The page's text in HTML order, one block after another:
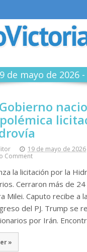
de mayo de 2026 -
19 de mayo de 2026
Comment
la licitación por la
Cerraron más de
Milei. Caputo recibe a
del PJ. Trump se
por Irán.
»